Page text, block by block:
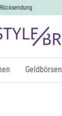
Geldbörsen